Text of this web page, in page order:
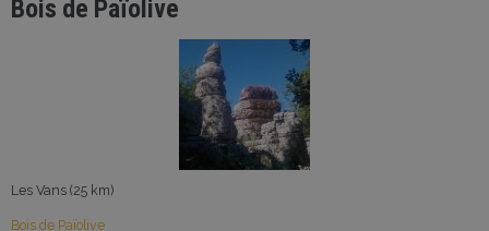
Bois de Païolive
Les Vans (25 km)
Bois de Païolive